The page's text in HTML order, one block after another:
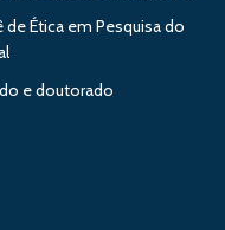
de Ética em Pesquisa do
e doutorado